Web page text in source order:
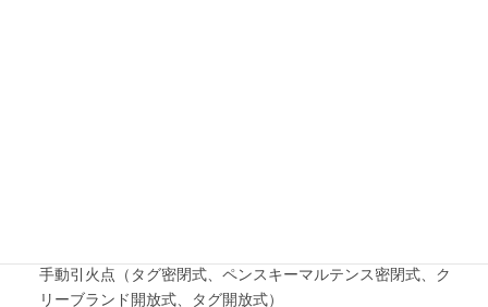
手動引火点（タグ密閉式、ペンスキーマルテンス密閉式、ク
リーブランド開放式、タグ開放式）